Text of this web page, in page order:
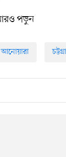
পড়ুন
আনোয়ারা